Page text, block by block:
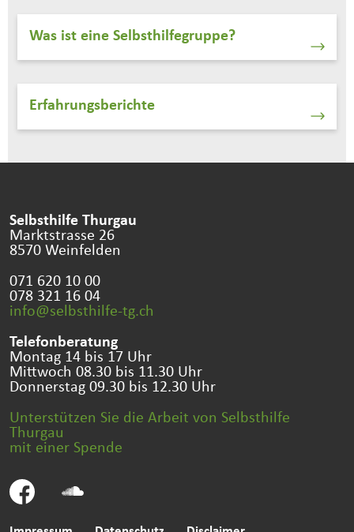
Was ist eine Selbsthilfegruppe?
Erfahrungsberichte
Selbsthilfe Thurgau
Marktstrasse 26
8570 Weinfelden
071 620 10 00
078 321 16 04
info@selbsthilfe-tg.ch
Telefonberatung
Montag 14 bis 17 Uhr
Mittwoch 08.30 bis 11.30 Uhr
Donnerstag 09.30 bis 12.30 Uhr
Unterstützen Sie die Arbeit von Selbsthilfe
Thurgau
mit einer Spende